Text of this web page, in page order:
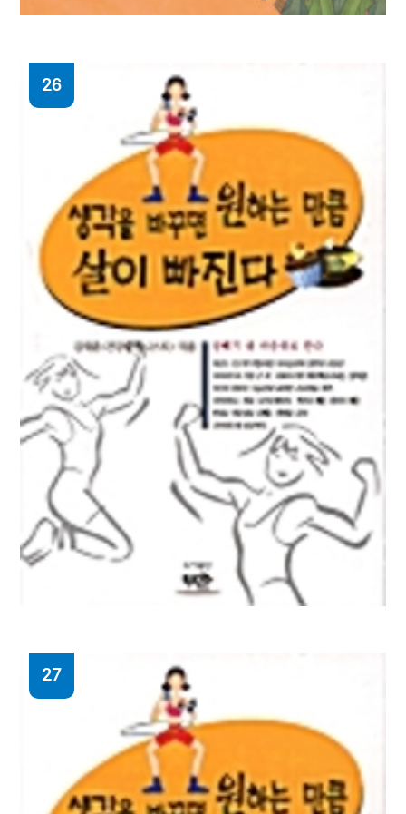
알고 쓰자 고사성어 : 고사성어 공부를 통해
얻는 자기주도 학습, 리더십 훈련, 경영지혜
26
사랑의 기술
에리히 프롬 지음 ; 황문수 옮김
27